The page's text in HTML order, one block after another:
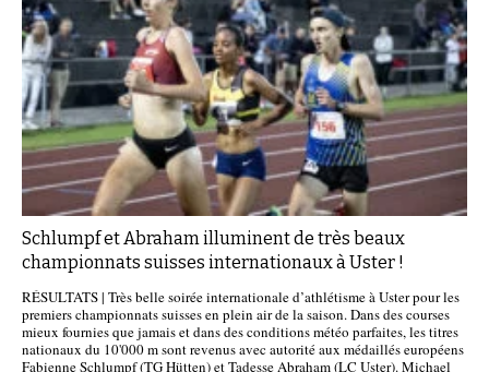
Schlumpf et Abraham illuminent de très beaux
championnats suisses internationaux à Uster !
RÉSULTATS | Très belle soirée internationale d’athlétisme à Uster pour les
premiers championnats suisses en plein air de la saison. Dans des courses
mieux fournies que jamais et dans des conditions météo parfaites, les titres
nationaux du 10'000 m sont revenus avec autorité aux médaillés européens
Fabienne Schlumpf (TG Hütten) et Tadesse Abraham (LC Uster). Michael